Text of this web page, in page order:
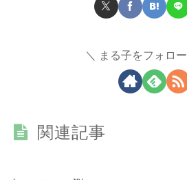
まる子をフォロ
関連記事